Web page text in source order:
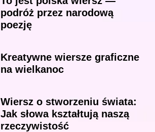
podróż przez narodową
poezję
Kreatywne wiersze graficzne
na wielkanoc
Wiersz o stworzeniu świata:
Jak słowa kształtują naszą
rzeczywistość